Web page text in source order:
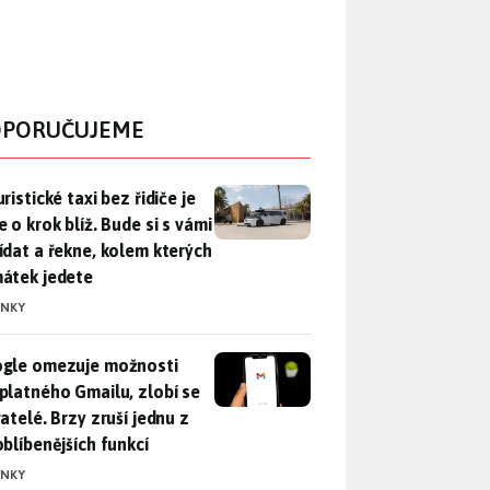
taxi bez řidiče je zase o krok blíž. Bude si s vámi
taxi bez řidiče je
o krok blíž. Bude si s vámi
a řekne, kolem kterých
jedete
omezuje možnosti bezplatného Gmailu, zlobí se
omezuje možnosti
Gmailu, zlobí se
Brzy zruší jednu z
funkcí